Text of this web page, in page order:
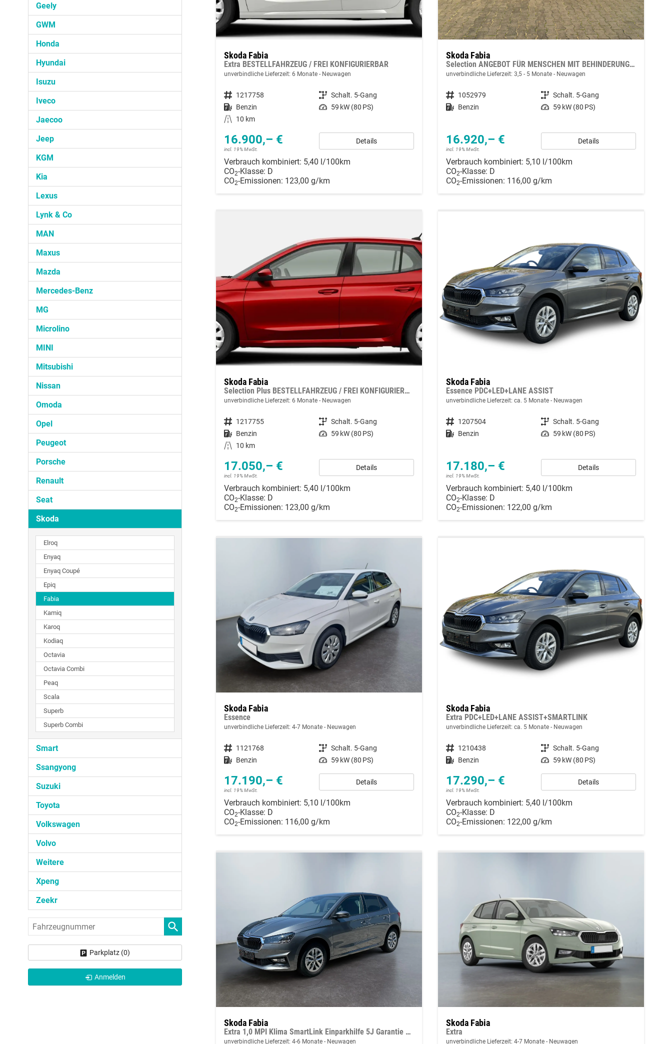
Skoda Fabia
Extra BESTELLFAHRZEUG / FREI KONFIGURIERBAR
unverbindliche Lieferzeit: 6 Monate Neuwagen
Fahrzeugnummer 1217758 Getriebe Schalt. 5-Gang
Kraftstoff Benzin Leistung 59 kW (80 PS)
Kilometerstand
10 km
16.900,– €
incl. 19% MwSt.
Details
Verbrauch kombiniert: 5,40 l/100km
CO2-Klasse: D
CO2-Emissionen: 123,00 g/km
Skoda Fabia
Selection ANGEBOT FÜR MENSCHEN MIT BEHINDERUNG AB 50%! LIEFERUNG KOSTENLOS! 1.0 MPI 80PS, LED-Scheinwerfer, M-Lederlenkrad, Nebelscheinwerfer, Parksensoren hinten, Sitzheizung, Tempomat, Klimaanlage, Infotainment 8", Fußmatten, 4fach elektr. Fensterheber
unverbindliche Lieferzeit: 3,5 - 5 Monate Neuwagen
Fahrzeugnummer 1052979 Getriebe Schalt. 5-Gang
Kraftstoff Benzin Leistung 59 kW (80 PS)
16.920,– €
incl. 19% MwSt.
Details
Verbrauch kombiniert: 5,10 l/100km
CO2-Klasse: D
CO2-Emissionen: 116,00 g/km
Skoda Fabia
Selection Plus BESTELLFAHRZEUG / FREI KONFIGURIERBAR
unverbindliche Lieferzeit: 6 Monate Neuwagen
Fahrzeugnummer 1217755 Getriebe Schalt. 5-Gang
Kraftstoff Benzin Leistung 59 kW (80 PS)
Kilometerstand
10 km
17.050,– €
incl. 19% MwSt.
Details
Verbrauch kombiniert: 5,40 l/100km
CO2-Klasse: D
CO2-Emissionen: 123,00 g/km
Skoda Fabia
Essence PDC+LED+LANE ASSIST
unverbindliche Lieferzeit: ca. 5 Monate Neuwagen
Fahrzeugnummer 1207504 Getriebe Schalt. 5-Gang
Kraftstoff Benzin Leistung 59 kW (80 PS)
17.180,– €
incl. 19% MwSt.
Details
Verbrauch kombiniert: 5,40 l/100km
CO2-Klasse: D
CO2-Emissionen: 122,00 g/km
Skoda Fabia
Essence
unverbindliche Lieferzeit: 4-7 Monate Neuwagen
Fahrzeugnummer 1121768 Getriebe Schalt. 5-Gang
Kraftstoff Benzin Leistung 59 kW (80 PS)
17.190,– €
incl. 19% MwSt.
Details
Verbrauch kombiniert: 5,10 l/100km
CO2-Klasse: D
CO2-Emissionen: 116,00 g/km
Skoda Fabia
Extra PDC+LED+LANE ASSIST+SMARTLINK
unverbindliche Lieferzeit: ca. 5 Monate Neuwagen
Fahrzeugnummer 1210438 Getriebe Schalt. 5-Gang
Kraftstoff Benzin Leistung 59 kW (80 PS)
17.290,– €
incl. 19% MwSt.
Details
Verbrauch kombiniert: 5,40 l/100km
CO2-Klasse: D
CO2-Emissionen: 122,00 g/km
Skoda Fabia
Extra 1,0 MPI Klima SmartLink Einparkhilfe 5J Garantie LED Scheinwerfer Bluetooth
unverbindliche Lieferzeit: 4-6 Monate Neuwagen
Skoda Fabia
Extra
unverbindliche Lieferzeit: 4-7 Monate Neuwagen
Geely
GWM
Honda
Hyundai
Isuzu
Iveco
Jaecoo
Jeep
KGM
Kia
Lexus
Lynk & Co
MAN
Maxus
Mazda
Mercedes-Benz
MG
Microlino
MINI
Mitsubishi
Nissan
Omoda
Opel
Peugeot
Porsche
Renault
Seat
Skoda
Elroq
Enyaq
Enyaq Coupé
Epiq
Fabia
Kamiq
Karoq
Kodiaq
Octavia
Octavia Combi
Peaq
Scala
Superb
Superb Combi
Smart
Ssangyong
Suzuki
Toyota
Volkswagen
Volvo
Weitere
Xpeng
Zeekr
Fahrzeugnummer
Parkplatz (0)
Anmelden